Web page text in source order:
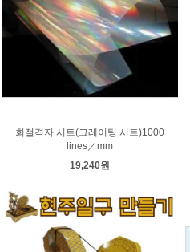
회절격자 시트(그레이팅 시트)1000
lines／mm
19,240원